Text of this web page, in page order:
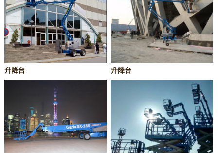
升降台 升降台